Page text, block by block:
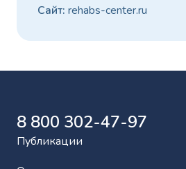
Сайт: rehabs-center.ru
8 800 302-47-97
Публикации